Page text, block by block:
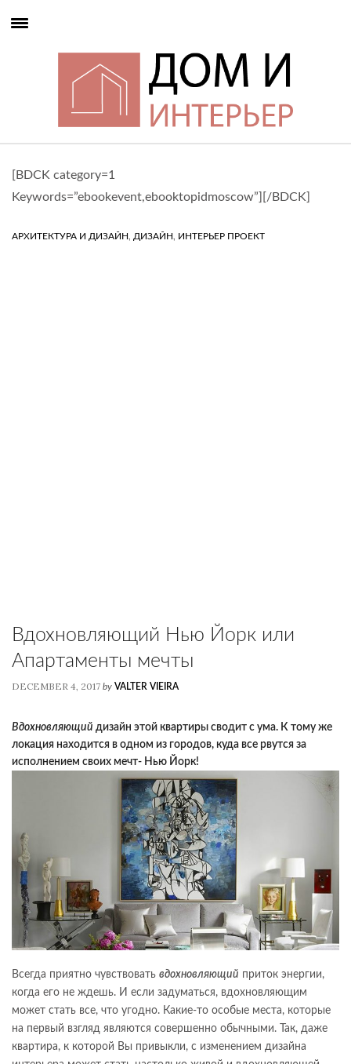
[BDCK category=1
Keywords=”ebookevent,ebooktopidmoscow”][/BDCK]
АРХИТЕКТУРА И ДИЗАЙН, ДИЗАЙН, ИНТЕРЬЕР ПРОЕКТ
Вдохновляющий Нью Йорк или
Апартаменты мечты
DECEMBER 4, 2017 by VALTER VIEIRA
Вдохновляющий дизайн этой квартиры сводит с ума. К тому же
локация находится в одном из городов, куда все рвутся за
исполнением своих мечт- Нью Йорк!
Всегда приятно чувствовать вдохновляющий приток энергии,
когда его не ждешь. И если задуматься, вдохновляющим
может стать все, что угодно. Какие-то особые места, которые
на первый взгляд являются совершенно обычными. Так, даже
квартира, к которой Вы привыкли, с изменением дизайна